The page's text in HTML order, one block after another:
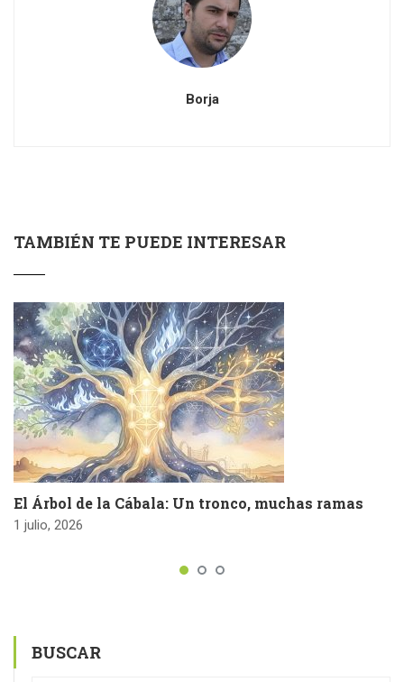
Borja
TAMBIÉN TE PUEDE INTERESAR
El Árbol de la Cábala: Un tronco, muchas ramas
1 julio, 2026
BUSCAR